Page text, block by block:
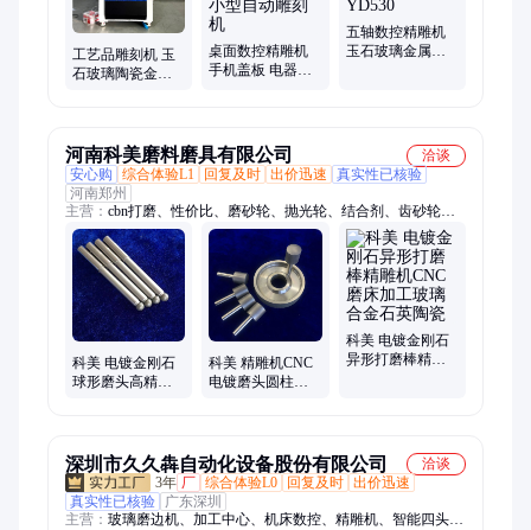
工艺品雕刻机 玉
石玻璃陶瓷金属
桌面数控精雕机
手机盖板 电器面
五轴数控精雕机
玉石玻璃金属木
河南科美磨料磨具有限公司
洽谈
安心购
综合体验L1 回复及时 出价迅速
真实性已核验
河南郑州
主营： cbn打磨、性价比、磨砂轮、抛光轮、结合剂、齿砂轮、
砂轮片、树脂sdc、软磨片、100-500mm、5sg砂轮、凹砂轮、cbn
砂轮、研磨盘、sdc砂轮、打磨轮、金刚石、烧结片、白刚玉、
切割片、破碎料、钎焊砂轮、电镀砂轮、锯片切割、磨具工具
科美 电镀金刚石
球形磨头高精密
科美 精雕机CNC
电镀磨头圆柱锥
科美 电镀金刚石
异形打磨棒精雕
深圳市久久犇自动化设备股份有限公司
洽谈
3年 厂 综合体验L0 回复及时 出价迅速
真实性已核验
广东深圳
主营： 玻璃磨边机、加工中心、机床数控、精雕机、智能四头钻